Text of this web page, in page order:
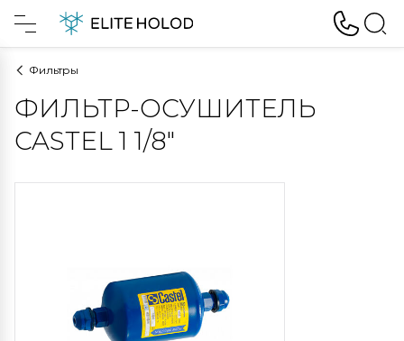
Фильтры
ФИЛЬТР-ОСУШИТЕЛЬ
CASTEL 1 1/8"